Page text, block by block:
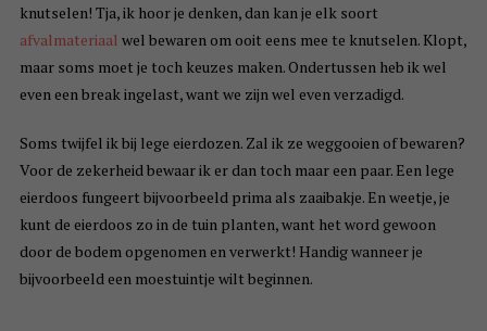
knutselen! Tja, ik hoor je denken, dan kan je elk soort
afvalmateriaal wel bewaren om ooit eens mee te knutselen. Klopt,
maar soms moet je toch keuzes maken. Ondertussen heb ik wel
even een break ingelast, want we zijn wel even verzadigd.
Soms twijfel ik bij lege eierdozen. Zal ik ze weggooien of bewaren?
Voor de zekerheid bewaar ik er dan toch maar een paar. Een lege
eierdoos fungeert bijvoorbeeld prima als zaaibakje. En weetje, je
kunt de eierdoos zo in de tuin planten, want het word gewoon
door de bodem opgenomen en verwerkt! Handig wanneer je
bijvoorbeeld een moestuintje wilt beginnen.